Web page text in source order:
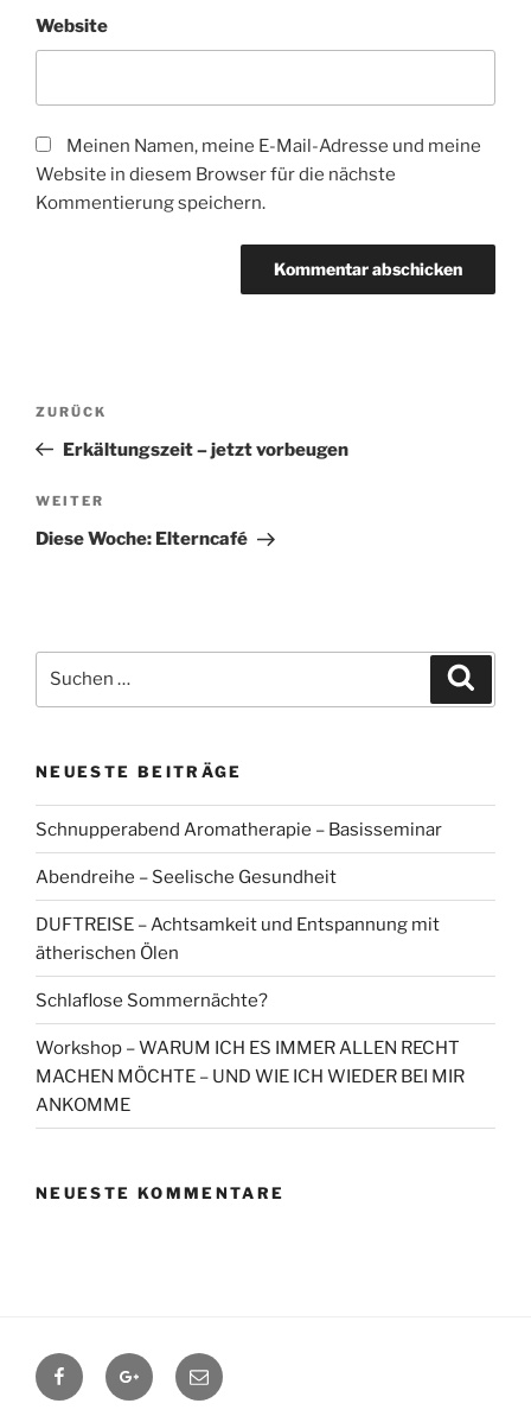
Website
Meinen Namen, meine E-Mail-Adresse und meine
Website in diesem Browser für die nächste
Kommentierung speichern.
Beitragsnavigation
Vorheriger
Beitrag
ZURÜCK
Erkältungszeit – jetzt vorbeugen
Nächster
Beitrag
WEITER
Diese Woche: Elterncafé
nach:
NEUESTE BEITRÄGE
Schnupperabend Aromatherapie – Basisseminar
Abendreihe – Seelische Gesundheit
DUFTREISE – Achtsamkeit und Entspannung mit
ätherischen Ölen
Schlaflose Sommernächte?
Workshop – WARUM ICH ES IMMER ALLEN RECHT
MACHEN MÖCHTE – UND WIE ICH WIEDER BEI MIR
ANKOMME
NEUESTE KOMMENTARE
FacebookGoogle+Contact
me